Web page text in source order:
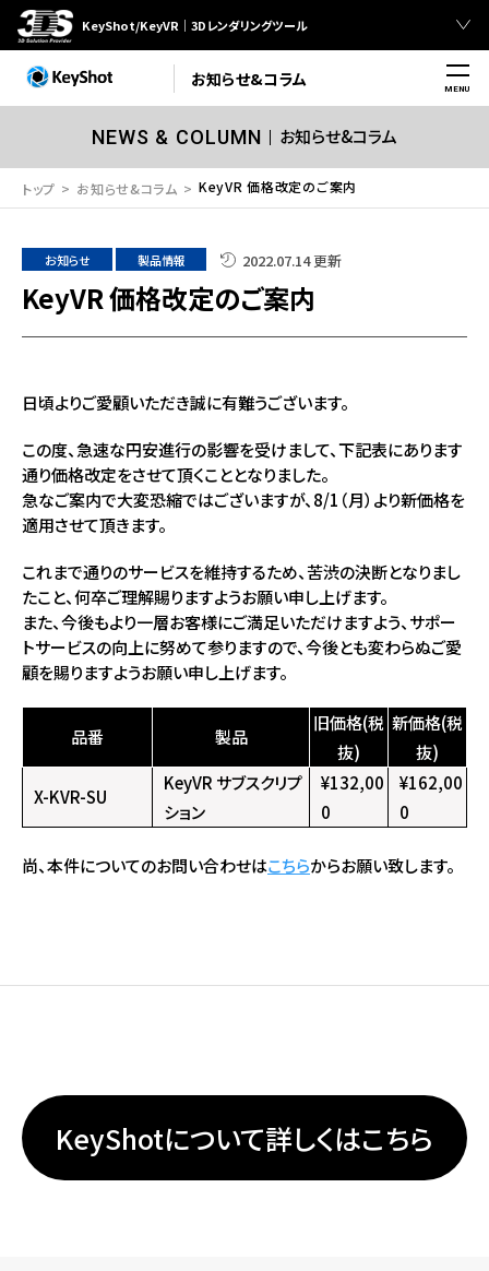
KeyShot/KeyVR｜3Dレンダリングツール
お知らせ&コラム MENU
NEWS & COLUMN お知らせ&コラム
トップ お知らせ&コラム KeyVR 価格改定のご案内
お知らせ 製品情報 2022.07.14 更新
KeyVR 価格改定のご案内
日頃よりご愛顧いただき誠に有難うございます。
この度、急速な円安進行の影響を受けまして、下記表にあります
通り価格改定をさせて頂くこととなりました。
急なご案内で大変恐縮ではございますが、8/1（月）より新価格を
適用させて頂きます。
これまで通りのサービスを維持するため、苦渋の決断となりまし
たこと、何卒ご理解賜りますようお願い申し上げます。
また、今後もより一層お客様にご満足いただけますよう、サポー
トサービスの向上に努めて参りますので、今後とも変わらぬご愛
顧を賜りますようお願い申し上げます。
品番 製品
旧価格(税
抜)
新価格(税
抜)
X-KVR-SU
KeyVR サブスクリプ
ション
¥132,00
0
¥162,00
0
尚、本件についてのお問い合わせはこちらからお願い致します。
KeyShotについて詳しくはこちら